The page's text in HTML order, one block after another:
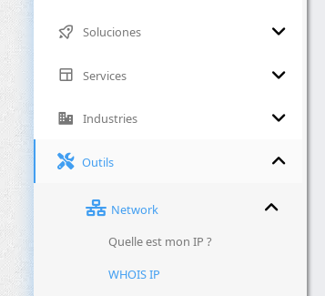
Soluciones
Services
Industries
Outils
Network
Quelle est mon IP ?
WHOIS IP